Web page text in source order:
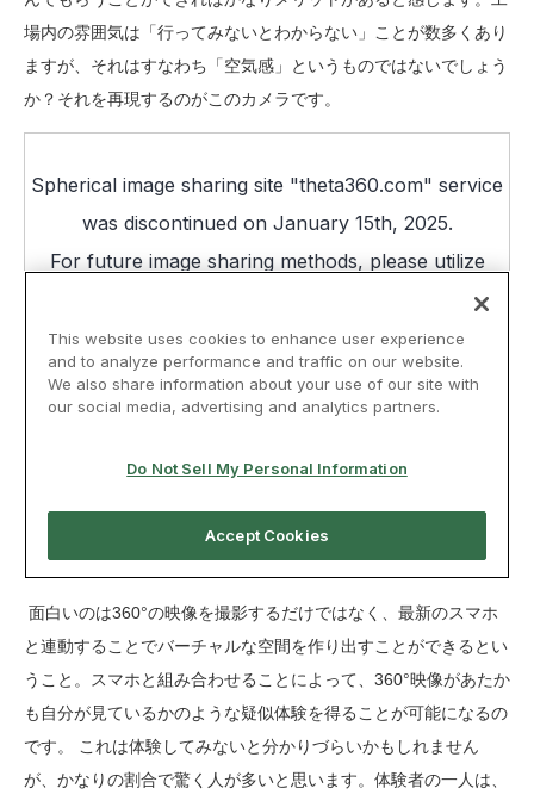
場内の雰囲気は「行ってみないとわからない」ことが数多くあり
ますが、それはすなわち「空気感」というものではないでしょう
か？それを再現するのがこのカメラです。
面白いのは360°の映像を撮影するだけではなく、最新のスマホ
と連動することでバーチャルな空間を作り出すことができるとい
うこと。スマホと組み合わせることによって、360°映像があたか
も自分が見ているかのような疑似体験を得ることが可能になるの
です。 これは体験してみないと分かりづらいかもしれません
が、かなりの割合で驚く人が多いと思います。体験者の一人は、